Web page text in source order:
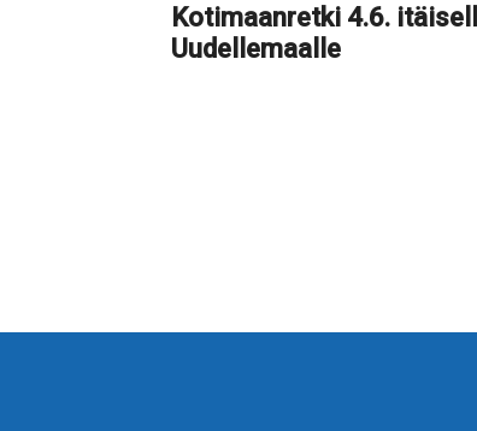
Kotimaanretki 4.6.
Uudellemaalle